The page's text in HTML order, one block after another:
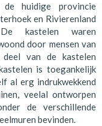
huidige provincie
en Rivierenland
kastelen waren
door mensen van
van de kastelen
is toegankelijk
al erg indrukwekkend
veelal ontworpen
de verschillende
bevinden.